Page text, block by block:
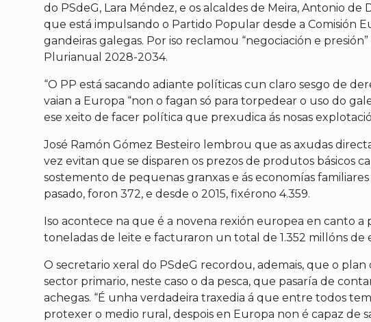
do PSdeG, Lara Méndez, e os alcaldes de Meira, Antonio
que está impulsando o Partido Popular desde a Comisión
gandeiras galegas. Por iso reclamou “negociación e
Plurianual 2028-2034.
“O PP está sacando adiante políticas cun claro sesgo de
vaian a Europa “non o fagan só para torpedear o uso do
ese xeito de facer política que prexudica ás nosas
José Ramón Gómez Besteiro lembrou que as axudas
vez evitan que se disparen os prezos de produtos básicos
sostemento de pequenas granxas e ás economías
pasado, foron 372, e desde o 2015, fixérono 4.359.
Iso acontece na que é a novena rexión europea en canto
toneladas de leite e facturaron un total de 1.352 millóns de
O secretario xeral do PSdeG recordou, ademais, que o
sector primario, neste caso o da pesca, que pasaría de
achegas. “É unha verdadeira traxedia á que entre todos
protexer o medio rural, despois en Europa non é capaz de